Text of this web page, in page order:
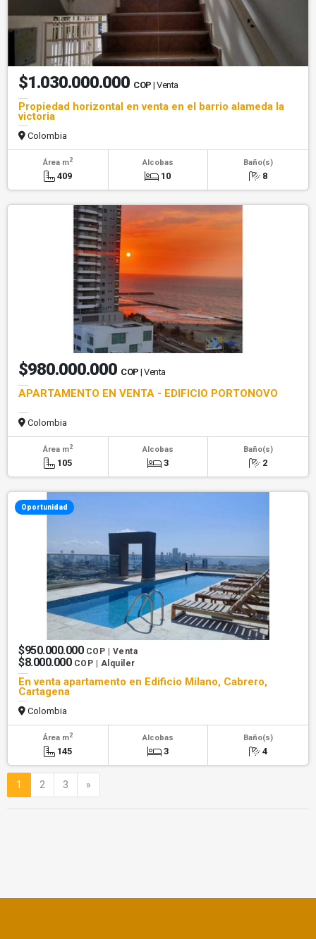
$1.030.000.000 COP | Venta
Propiedad horizontal en venta en el barrio alameda la
victoria
Colombia
Área m2
409
Alcobas
10
Baño(s)
8
$980.000.000 COP | Venta
APARTAMENTO EN VENTA - EDIFICIO PORTONOVO
Colombia
Área m2
105
Alcobas
3
Baño(s)
2
Oportunidad
$950.000.000 COP | Venta
$8.000.000 COP | Alquiler
En venta apartamento en Edificio Milano, Cabrero,
Cartagena
Colombia
Área m2
145
Alcobas
3
Baño(s)
4
1 2 3 »